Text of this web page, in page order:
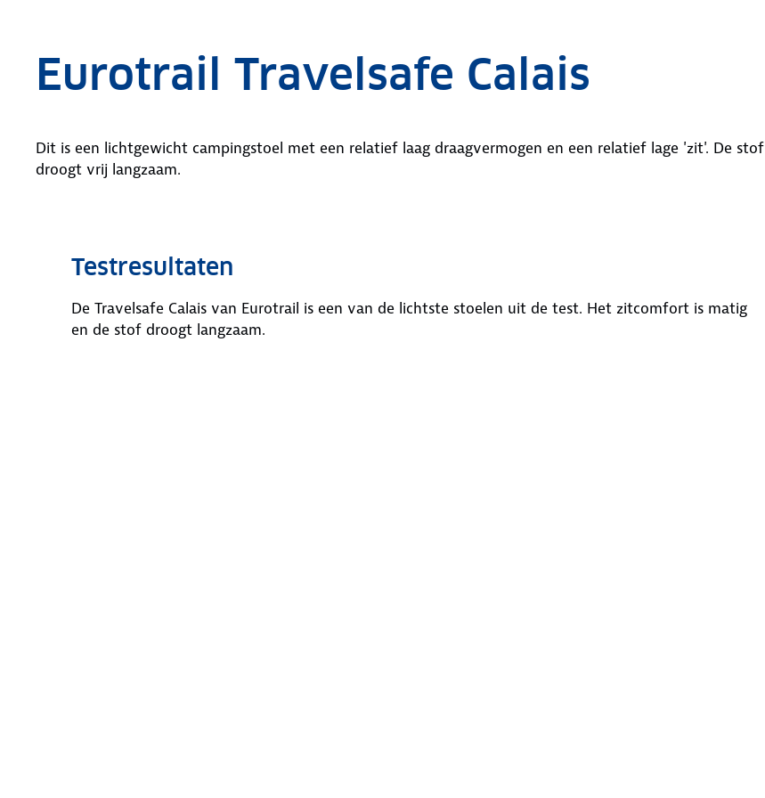
Eurotrail Travelsafe Calais
Dit is een lichtgewicht campingstoel met een relatief laag draagvermogen en een relatief lage 'zit'. De stof
droogt vrij langzaam.
Testresultaten
De Travelsafe Calais van Eurotrail is een van de lichtste stoelen uit de test. Het zitcomfort is matig
en de stof droogt langzaam.